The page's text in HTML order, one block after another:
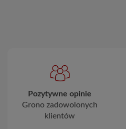
Pozytywne opinie
Grono zadowolonych
klientów